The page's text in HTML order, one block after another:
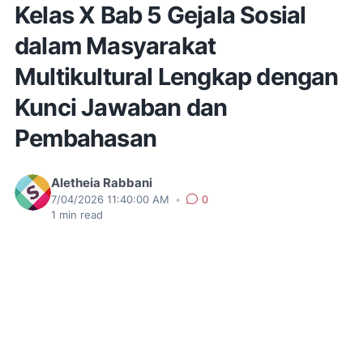
Kelas X Bab 5 Gejala Sosial
dalam Masyarakat
Multikultural Lengkap dengan
Kunci Jawaban dan
Pembahasan
Aletheia Rabbani
7/04/2026 11:40:00 AM •
0
1 min read